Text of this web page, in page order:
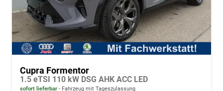
Cupra Formentor
1.5 eTSI 110 kW DSG AHK ACC LED
sofort lieferbar Fahrzeug mit Tageszulassung